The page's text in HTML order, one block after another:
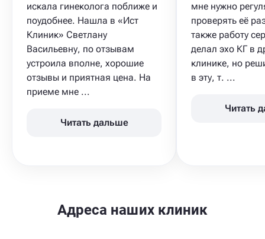
искала гинеколога поближе и
поудобнее. Нашла в «Ист
Клиник» Светлану
Васильевну, по отзывам
устроила вполне, хорошие
отзывы и приятная цена. На
приеме мне ...
Читать дальше
мне нужно
проверять её
также работу
делал эхо КГ в
клинике, но
в эту, т. ...
Читать
Адреса наших клиник